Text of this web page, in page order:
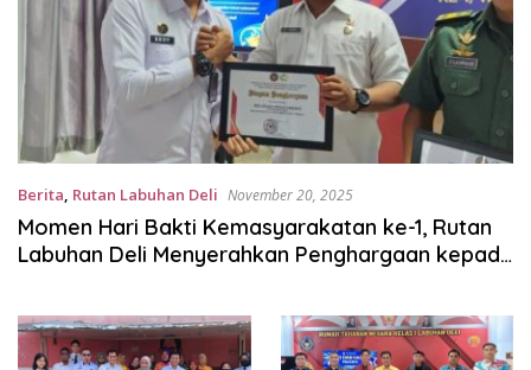
Berita, Rutan Labuhan Deli November 20, 2025
Momen Hari Bakti Kemasyarakatan ke-1, Rutan
Labuhan Deli Menyerahkan Penghargaan kepada